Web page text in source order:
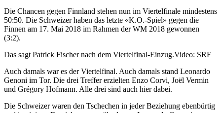
Die Chancen gegen Finnland stehen nun im Viertelfinale mindestens
50:50. Die Schweizer haben das letzte «K.O.-Spiel» gegen die
Finnen am 17. Mai 2018 im Rahmen der WM 2018 gewonnen
(3:2).
Das sagt Patrick Fischer nach dem Viertelfinal-Einzug.Video: SRF
Auch damals war es der Viertelfinal. Auch damals stand Leonardo
Genoni im Tor. Die drei Treffer erzielten Enzo Corvi, Joël Vermin
und Grégory Hofmann. Alle drei sind auch hier dabei.
Die Schweizer waren den Tschechen in jeder Beziehung ebenbürtig